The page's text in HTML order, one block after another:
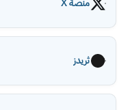
منصة X
ثريدز